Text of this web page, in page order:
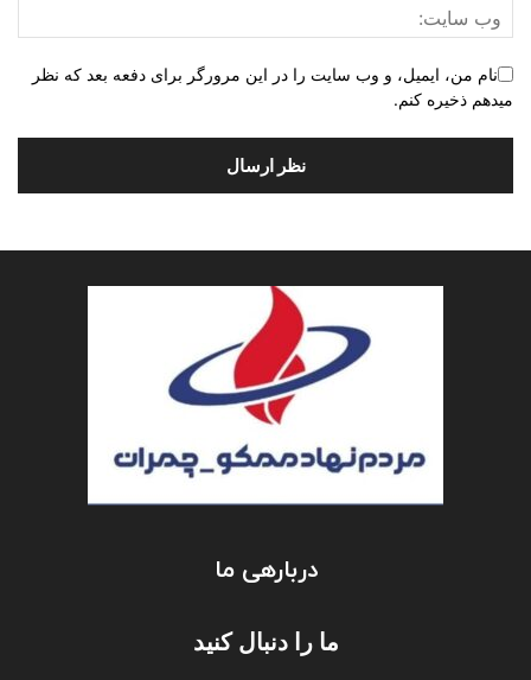
نام من، ایمیل، و وب سایت را در این مرورگر برای دفعه بعد که نظر
میدهم ذخیره کنم.
دربارهی ما
ما را دنبال کنید